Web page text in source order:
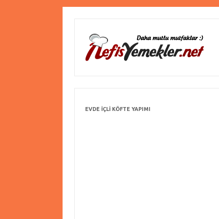
EVDE IÇLI KÖFTE YAPIMI